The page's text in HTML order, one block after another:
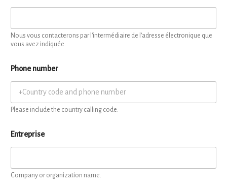
Nous vous contacterons par l'intermédiaire de l'adresse électronique que
vous avez indiquée.
Phone number
Please include the country calling code.
Entreprise
Company or organization name.